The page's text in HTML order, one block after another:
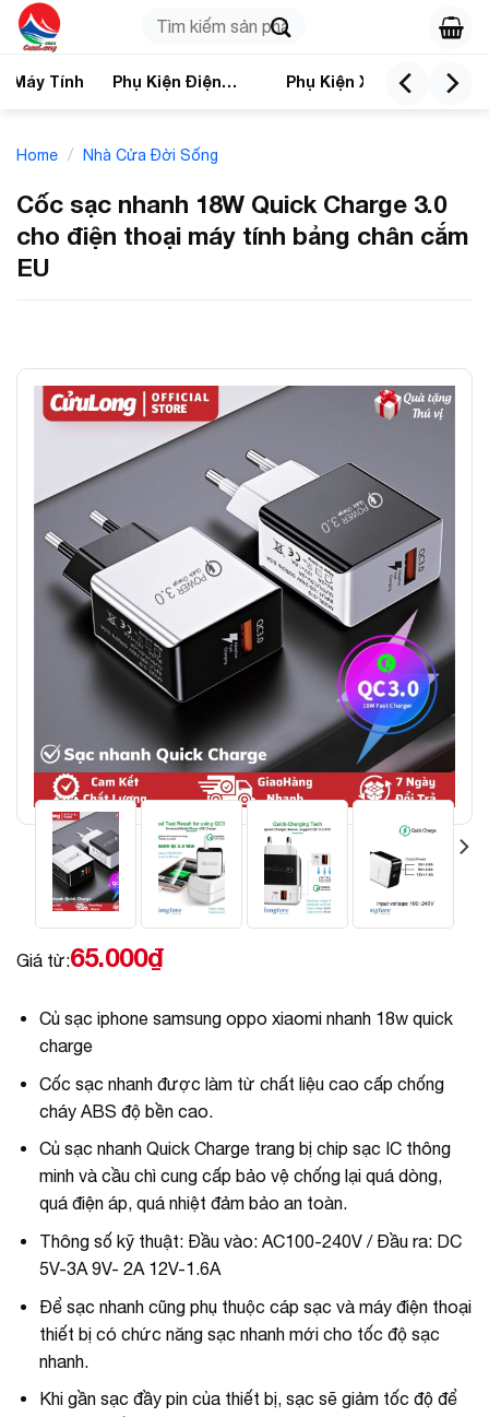
Skip
Search
Phụ Kiện Điện
Phụ Kiện Xe
Máy Tính
Home / Nhà Cửa Đời Sống
Cốc sạc nhanh 18W Quick Charge 3.0
cho điện thoại máy tính bảng chân cắm
EU
Giá từ:65.000₫
Củ sạc iphone samsung oppo xiaomi nhanh 18w quick
charge
Cốc sạc nhanh được làm từ chất liệu cao cấp chống
cháy ABS độ bền cao.
Củ sạc nhanh Quick Charge trang bị chip sạc IC thông
minh và cầu chì cung cấp bảo vệ chống lại quá dòng,
quá điện áp, quá nhiệt đảm bảo an toàn.
Thông số kỹ thuật: Đầu vào: AC100-240V / Đầu ra: DC
5V-3A 9V- 2A 12V-1.6A
Để sạc nhanh cũng phụ thuộc cáp sạc và máy điện thoại
thiết bị có chức năng sạc nhanh mới cho tốc độ sạc
nhanh.
Khi gần sạc đầy pin của thiết bị, sạc sẽ giảm tốc độ để